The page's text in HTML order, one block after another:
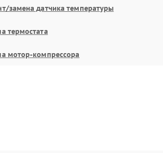
замена датчика температуры
термостата
мотор-компрессора